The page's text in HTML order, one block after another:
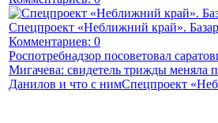
Спецпроект «Неближний край».
Комментариев: 0
Роспотребнадзор посоветовал
Мигачева: свидетель трижды меняла
Данилов и что с нимСпецпроект